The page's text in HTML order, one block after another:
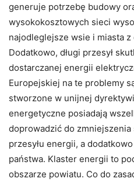
generuje potrzebę budowy
wysokokosztowych sieci
najodleglejsze wsie i miasta
Dodatkowo, długi przesył
dostarczanej energii
Europejskiej na te problemy
stworzone w unijnej
energetyczne posiadają
doprowadzić do
przesyłu energii, a
państwa. Klaster energii to
obszarze powiatu. Co do